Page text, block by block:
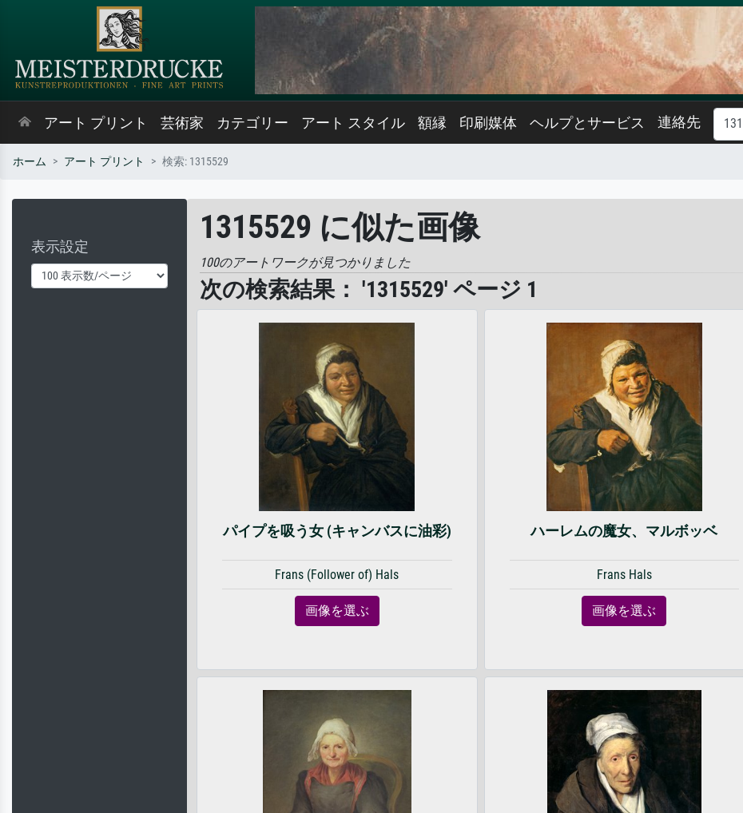
アート プリント 芸術家 カテゴリー アート スタイル 額縁 印刷媒体 ヘルプとサービス 連絡先
ホーム アート プリント 検索: 1315529
表示設定
1315529 に似た画像
100のアートワークが見つかりました
次の検索結果： '1315529' ページ 1
パイプを吸う女 (キャンバスに油彩)
Frans (Follower of) Hals
画像を選ぶ
ハーレムの魔女、マルボッベ
Frans Hals
画像を選ぶ